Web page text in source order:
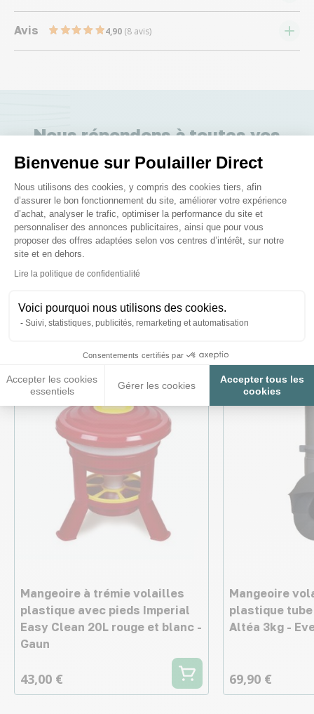
Bienvenue sur Poulailler Direct
Plateforme de Gestion du
Nous utilisons des cookies, y compris des cookies tiers, afin
d’assurer le bon fonctionnement du site, améliorer votre expérience
d’achat, analyser le trafic, optimiser la performance du site et
personnaliser des annonces publicitaires, ainsi que pour vous
proposer des offres adaptées selon vos centres d’intérêt, sur notre
site et en dehors.
Lire la politique de confidentialité
Voici pourquoi nous utilisons des cookies.
Suivi, statistiques, publicités, remarketing et automatisation
Consentements certifiés par
Accepter les cookies
essentiels
Gérer les cookies
Accepter tous les
cookies
Axeptio consent
Avis 4,90 (8 avis)
Nous répondons à toutes vos
questions ;)
Posez-nous vos questions
Ces produits peuvent vous
intéresser
Mangeoire à trémie volailles
plastique avec pieds Imperial
Easy Clean 20L rouge et blanc -
Gaun
43,00 €
Mangeoire
plastique
Altéa 3kg -
69,90 €